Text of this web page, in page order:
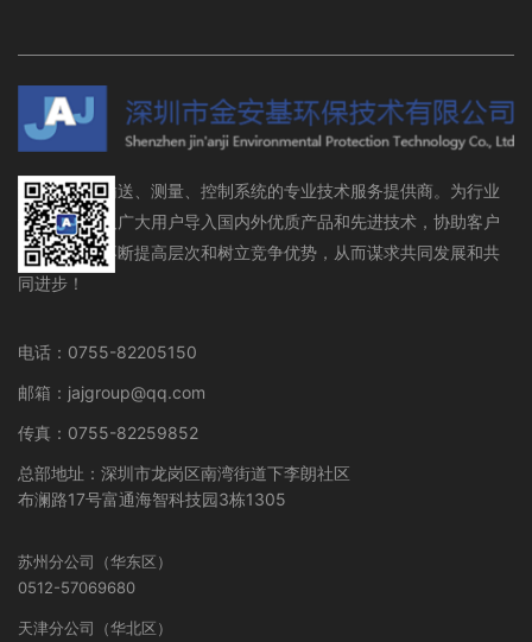
流体存储、输送、测量、控制系统的专业技术服务提供商。为行业
设备制造商及广大用户导入国内外优质产品和先进技术，协助客户
在行业领域不断提高层次和树立竞争优势，从而谋求共同发展和共
同进步！
电话：0755-82205150
邮箱：jajgroup@qq.com
传真：0755-82259852
总部地址：深圳市龙岗区南湾街道下李朗社区
布澜路17号富通海智科技园3栋1305
苏州分公司（华东区）
0512-57069680
天津分公司（华北区）